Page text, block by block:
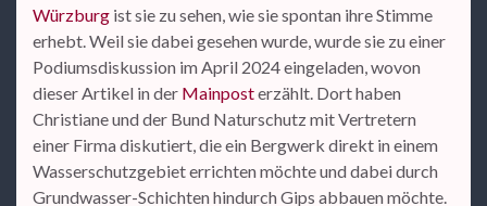
Würzburg ist sie zu sehen, wie sie spontan ihre Stimme
erhebt. Weil sie dabei gesehen wurde, wurde sie zu einer
Podiumsdiskussion im April 2024 eingeladen, wovon
dieser Artikel in der Mainposterzählt. Dort haben
Christiane und der Bund Naturschutz mit Vertretern
einer Firma diskutiert, die ein Bergwerk direkt in einem
Wasserschutzgebiet errichten möchte und dabei durch
Grundwasser-Schichten hindurch Gips abbauen möchte.